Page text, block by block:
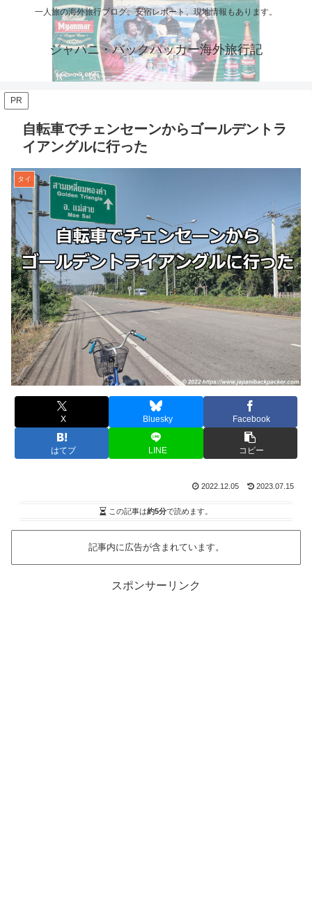
一人旅の海外旅行ブログ。安宿レポート、現地情報もあります。
ジャパニ・バックパッカー海外旅行記
PR
自転車でチェンセーンからゴールデントラ
イアングルに行った
タイ
X Bluesky Facebook
はてブ LINE コピー
2022.12.05 2023.07.15
この記事は約5分で読めます。
記事内に広告が含まれています。
スポンサーリンク